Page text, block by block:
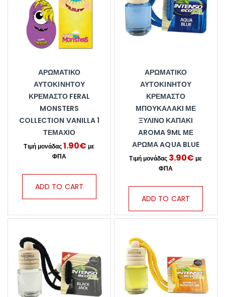
ΑΡΩΜΑΤΙΚΌ
ΑΥΤΟΚΙΝΉΤΟΥ
ΚΡΕΜΑΣΤΌ FERAL
MONSTERS
COLLECTION VANILLA 1
ΤΕΜΆΧΙΟ
1.90€
ADD TO CART
ΑΡΩΜΑΤΙΚΌ
ΑΥΤΟΚΙΝΉΤΟΥ
ΚΡΕΜΑΣΤΌ
ΜΠΟΥΚΑΛΆΚΙ ΜΕ
ΞΎΛΙΝΟ ΚΑΠΆΚΙ
AROMA 9ML ΜΕ
ΆΡΩΜΑ AQUA BLUE
3.90€
ADD TO CART